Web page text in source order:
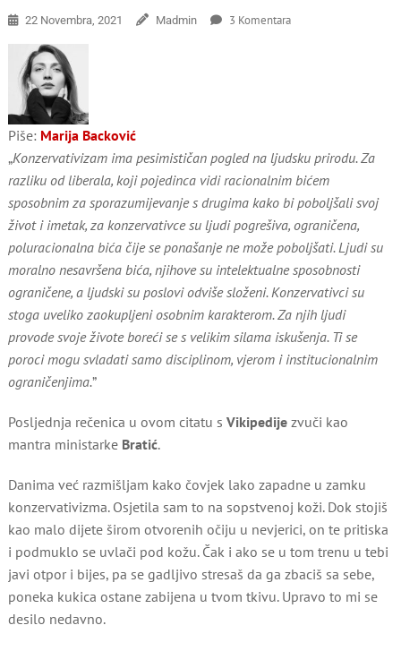
22 Novembra, 2021 Madmin 3 KomentaraZa
Piše: Marija Backović
„Konzervativizam ima pesimističan pogled na ljudsku prirodu. Za
razliku od liberala, koji pojedinca vidi racionalnim bićem
sposobnim za sporazumijevanje s drugima kako bi poboljšali svoj
život i imetak, za konzervativce su ljudi pogrešiva, ograničena,
poluracionalna bića čije se ponašanje ne može poboljšati. Ljudi su
moralno nesavršena bića, njihove su intelektualne sposobnosti
ograničene, a ljudski su poslovi odviše složeni. Konzervativci su
stoga uveliko zaokupljeni osobnim karakterom. Za njih ljudi
provode svoje živote boreći se s velikim silama iskušenja. Ti se
poroci mogu svladati samo disciplinom, vjerom i institucionalnim
ograničenjima.”
Posljednja rečenica u ovom citatu s Vikipedijezvuči kao
mantra ministarke Bratić.
Danima već razmišljam kako čovjek lako zapadne u zamku
konzervativizma. Osjetila sam to na sopstvenoj koži. Dok stojiš
kao malo dijete širom otvorenih očiju u nevjerici, on te pritiska
i podmuklo se uvlači pod kožu. Čak i ako se u tom trenu u tebi
javi otpor i bijes, pa se gadljivo stresaš da ga zbaciš sa sebe,
poneka kukica ostane zabijena u tvom tkivu. Upravo to mi se
desilo nedavno.